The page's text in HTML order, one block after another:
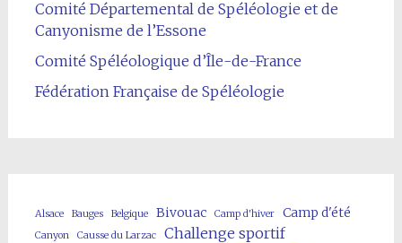
Comité Départemental de Spéléologie et de
Canyonisme de l’Essone
Comité Spéléologique d’Île-de-France
Fédération Française de Spéléologie
Alsace Bauges Belgique Bivouac Camp d'hiver Camp d'été
Canyon Causse du Larzac Challenge sportif